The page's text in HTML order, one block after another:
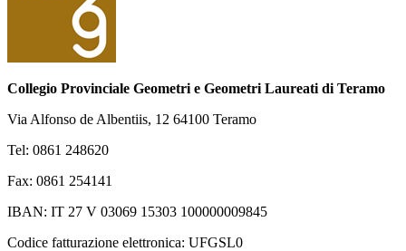
Collegio Provinciale Geometri e Geometri Laureati di Teramo
Via Alfonso de Albentiis, 12 64100 Teramo
Tel: 0861 248620
Fax: 0861 254141
IBAN: IT 27 V 03069 15303 100000009845
Codice fatturazione elettronica: UFGSL0